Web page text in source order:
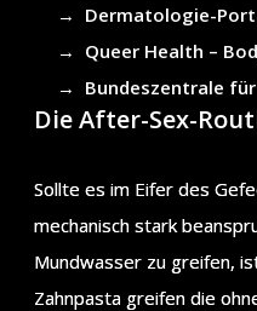
Dermatologie-
Queer Health –
Bundeszentrale
Die After-Sex-
Sollte es im Eifer des
mechanisch stark
Mundwasser zu greifen,
Zahnpasta greifen die